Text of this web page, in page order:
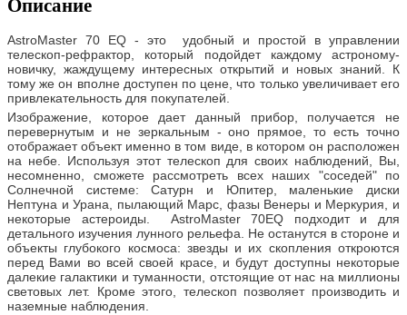
Описание
AstroMaster 70 EQ - это удобный и простой в управлении
телескоп-рефрактор, который подойдет каждому астроному-
новичку, жаждущему интересных открытий и новых знаний. К
тому же он вполне доступен по цене, что только увеличивает его
привлекательность для покупателей.
Изображение, которое дает данный прибор, получается не
перевернутым и не зеркальным - оно прямое, то есть точно
отображает объект именно в том виде, в котором он расположен
на небе. Используя этот телескоп для своих наблюдений, Вы,
несомненно, сможете рассмотреть всех наших "соседей" по
Солнечной системе: Сатурн и Юпитер, маленькие диски
Нептуна и Урана, пылающий Марс, фазы Венеры и Меркурия, и
некоторые астероиды. AstroMaster 70EQ подходит и для
детального изучения лунного рельефа. Не останутся в стороне и
объекты глубокого космоса: звезды и их скопления откроются
перед Вами во всей своей красе, и будут доступны некоторые
далекие галактики и туманности, отстоящие от нас на миллионы
световых лет. Кроме этого, телескоп позволяет производить и
наземные наблюдения.